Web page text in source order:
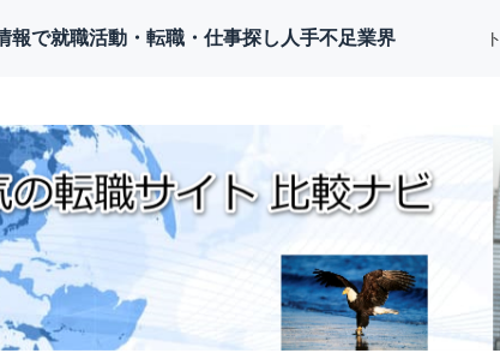
報で就職活動・転職・仕事探し人手不足業界